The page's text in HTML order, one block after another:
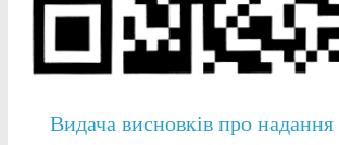
Видача висновків про